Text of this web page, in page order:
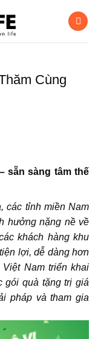
Cùng
sẵn sàng tâm thế
các tỉnh miền Nam
hưởng nặng nề về
khách hàng khu
lợi, dễ dàng hơn
Nam triển khai
gói quà tặng trị giá
pháp và tham gia